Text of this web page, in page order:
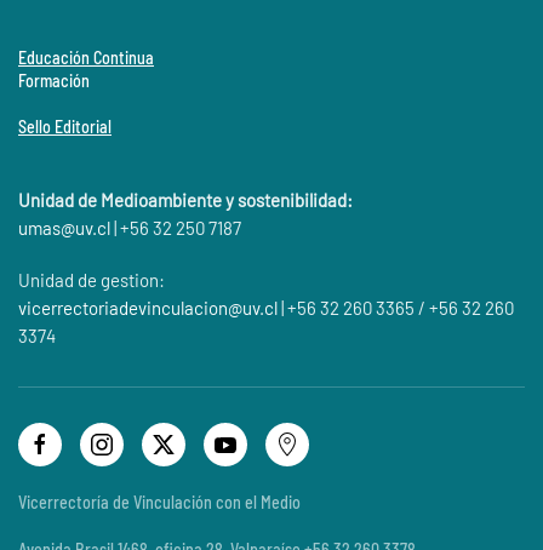
Educación Continua
Formación
Sello Editorial
Unidad de Medioambiente y sostenibilidad:
umas@uv.cl| +56 32 250 7187
Unidad de gestion:
vicerrectoriadevinculacion@uv.cl| +56 32 260 3365 / +56 32 260
3374
Vicerrectoría de Vinculación con el Medio